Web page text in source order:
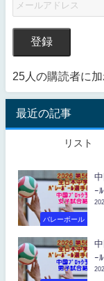
登録
25人の購読者に
最近の記事
リスト
バレーボール
ｰ
ｰ